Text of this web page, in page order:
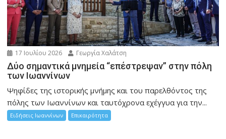
17 Ιουλίου 2026 Γεωργία Χαλάτση
Δύο σημαντικά μνημεία “επέστρεψαν” στην πόλη
των Ιωαννίνων
Ψηφίδες της ιστορικής μνήμης και του παρελθόντος της
πόλης των Ιωαννίνων και ταυτόχρονα εχέγγυα για την...
Ειδήσεις Ιωαννίνων Επικαιρότητα